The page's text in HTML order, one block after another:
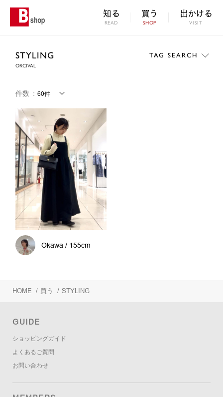
知る
READ
買う
SHOP
出かける
VISIT
STYLING
ORCIVAL
TAG SEARCH
件数 ：
Okawa / 155cm
HOME / 買う / STYLING
GUIDE
ショッピングガイド
よくあるご質問
お問い合わせ